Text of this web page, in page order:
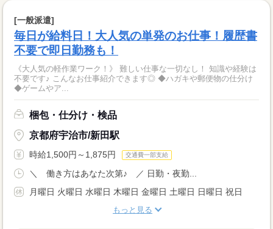
[一般派遣]
毎日が給料日！大人気の単発のお仕事！履歴書
不要で即日勤務も！
《大人気の軽作業ワーク！》 難しい仕事な一切なし！ 知識や経験は
不要です♪ こんなお仕事紹介できます◎ ◆ハガキや郵便物の仕分け
◆ゲームやア...
梱包・仕分け・検品
京都府宇治市/新田駅
時給1,500円～1,875円 交通費一部支給
＼ 働き方はあなた次第♪ ／ 日勤・夜勤...
月曜日 火曜日 水曜日 木曜日 金曜日 土曜日 日曜日 祝日
もっと見る